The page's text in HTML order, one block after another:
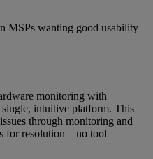
MSPs wanting good usability
monitoring with
single, intuitive platform. This
through monitoring and
for resolution—no tool